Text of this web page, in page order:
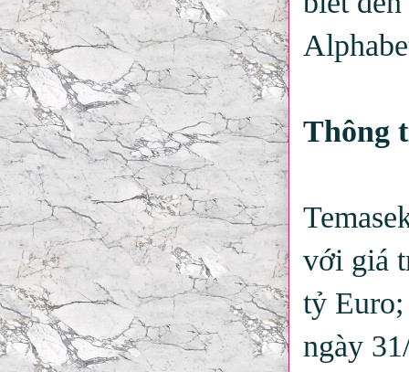
Thông
với giá
tỷ
ngày